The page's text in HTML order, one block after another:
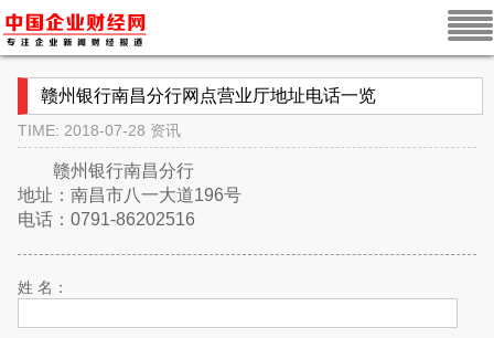
赣州银行南昌分行网点营业厅地址电话一览
TIME: 2018-07-28 资讯
赣州银行南昌分行
地址：南昌市八一大道196号
电话：0791-86202516
姓 名：